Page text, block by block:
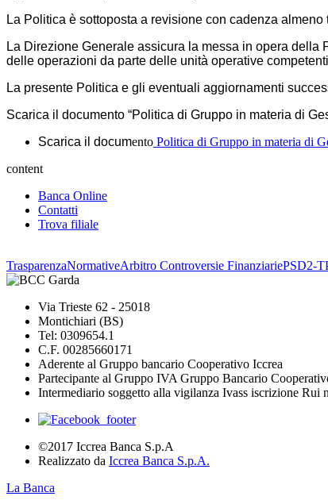
La Politica è sottoposta a revisione con cadenza
La Direzione Generale assicura la messa in opera
delle operazioni da parte delle unità operative
La presente Politica e gli eventuali aggiornamenti
Scarica il documento “Politica di Gruppo in materia di
Scarica il documento Politica di Gruppo in materia di
content
Banca Online
Contatti
Trova filiale
TrasparenzaNormativeArbitro Controversie FinanziariePSD2-
Via Trieste 62 - 25018
Montichiari (BS)
Tel: 0309654.1
C.F. 00285660171
Aderente al Gruppo bancario Cooperativo Iccrea
Partecipante al Gruppo IVA Gruppo Bancario
Intermediario soggetto alla vigilanza Ivass iscrizione Rui
©2017 Iccrea Banca S.p.A
Realizzato da Iccrea Banca S.p.A.
La Banca